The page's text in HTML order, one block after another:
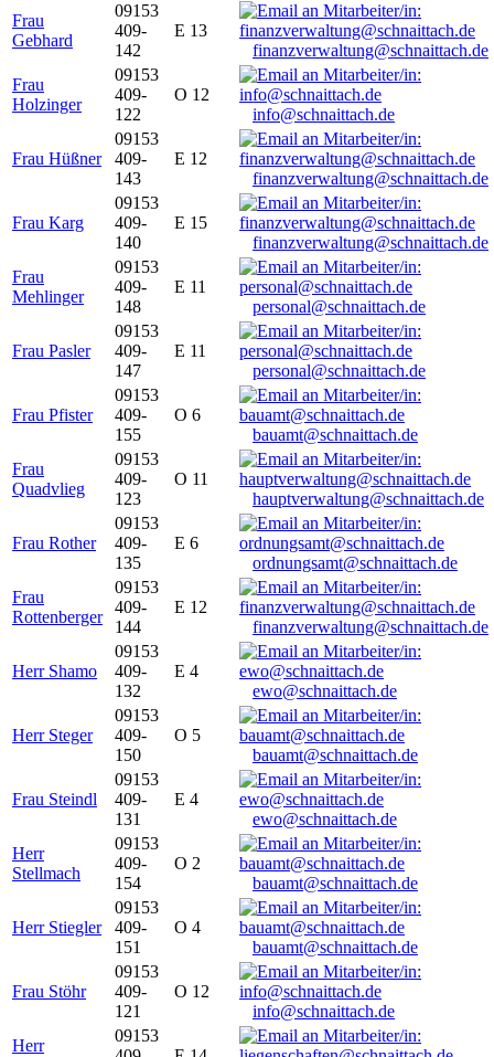
Frau
Gebhard
09153
409-
142
E 13
finanzverwaltung@schnaittach.de
Frau
Holzinger
09153
409-
122
O 12
info@schnaittach.de
Frau Hüßner
09153
409-
143
E 12
finanzverwaltung@schnaittach.de
Frau Karg
09153
409-
140
E 15
finanzverwaltung@schnaittach.de
Frau
Mehlinger
09153
409-
148
E 11
personal@schnaittach.de
Frau Pasler
09153
409-
147
E 11
personal@schnaittach.de
Frau Pfister
09153
409-
155
O 6
bauamt@schnaittach.de
Frau
Quadvlieg
09153
409-
123
O 11
hauptverwaltung@schnaittach.de
Frau Rother
09153
409-
135
E 6
ordnungsamt@schnaittach.de
Frau
Rottenberger
09153
409-
144
E 12
finanzverwaltung@schnaittach.de
Herr Shamo
09153
409-
132
E 4
ewo@schnaittach.de
Herr Steger
09153
409-
150
O 5
bauamt@schnaittach.de
Frau Steindl
09153
409-
131
E 4
ewo@schnaittach.de
Herr
Stellmach
09153
409-
154
O 2
bauamt@schnaittach.de
Herr Stiegler
09153
409-
151
O 4
bauamt@schnaittach.de
Frau Stöhr
09153
409-
121
O 12
info@schnaittach.de
Herr
09153